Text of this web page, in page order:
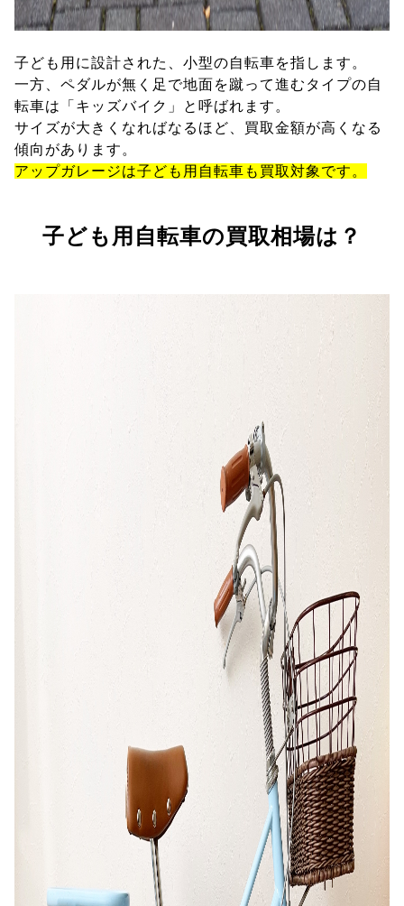
子ども用に設計された、小型の自転車を指します。
一方、ペダルが無く足で地面を蹴って進むタイプの自
転車は「キッズバイク」と呼ばれます。
サイズが大きくなればなるほど、買取金額が高くなる
傾向があります。
アップガレージは子ども用自転車も買取対象です。
子ども用自転車の買取相場は？